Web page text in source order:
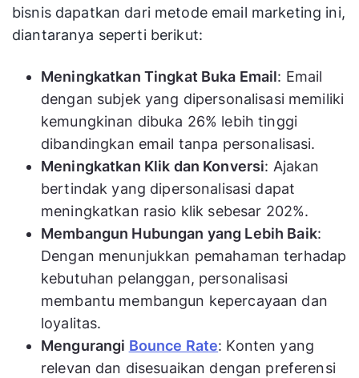
bisnis dapatkan dari metode email marketing ini,
diantaranya seperti berikut:
Meningkatkan Tingkat Buka Email: Email
dengan subjek yang dipersonalisasi memiliki
kemungkinan dibuka 26% lebih tinggi
dibandingkan email tanpa personalisasi.
Meningkatkan Klik dan Konversi: Ajakan
bertindak yang dipersonalisasi dapat
meningkatkan rasio klik sebesar 202%.
Membangun Hubungan yang Lebih Baik:
Dengan menunjukkan pemahaman terhadap
kebutuhan pelanggan, personalisasi
membantu membangun kepercayaan dan
loyalitas.
Mengurangi Bounce Rate: Konten yang
relevan dan disesuaikan dengan preferensi